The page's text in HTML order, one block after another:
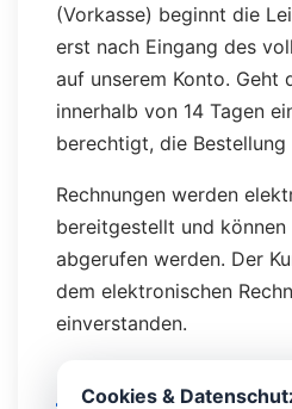
(Vorkasse) beginnt die
erst nach Eingang des
auf unserem Konto. Geht
innerhalb von 14 Tagen
berechtigt, die Bestellung
Rechnungen werden
bereitgestellt und können
abgerufen werden. Der
dem elektronischen
einverstanden.
10. Guthaben
Cookies &